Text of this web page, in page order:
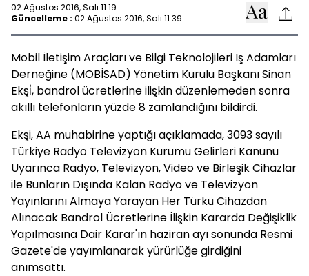
02 Ağustos 2016, Salı 11:19
Güncelleme : 02 Ağustos 2016, Salı 11:39
Mobil İletişim Araçları ve Bilgi Teknolojileri İş Adamları
Derneğine (MOBİSAD) Yönetim Kurulu Başkanı Sinan
Ekşi̇, bandrol ücretlerine ilişkin düzenlemeden sonra
akıllı telefonların yüzde 8 zamlandığını bildirdi.
Ekşi, AA muhabirine yaptığı açıklamada, 3093 sayılı
Türkiye Radyo Televizyon Kurumu Gelirleri Kanunu
Uyarınca Radyo, Televizyon, Video ve Birleşik Cihazlar
ile Bunların Dışında Kalan Radyo ve Televizyon
Yayınlarını Almaya Yarayan Her Türkü Cihazdan
Alınacak Bandrol Ücretlerine İlişkin Kararda Değişiklik
Yapılmasına Dair Karar'ın haziran ayı sonunda Resmi
Gazete'de yayımlanarak yürürlüğe girdiğini
anımsattı.